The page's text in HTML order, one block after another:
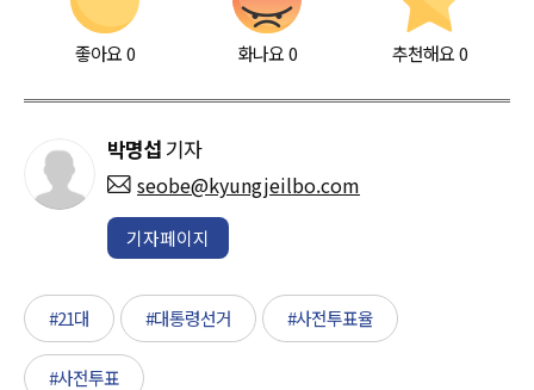
좋아요0 화나요0 추천해요 0
박명섭 기자
seobe@kyungjeilbo.com
기자페이지
#21대 #대통령선거 #사전투표율
#사전투표